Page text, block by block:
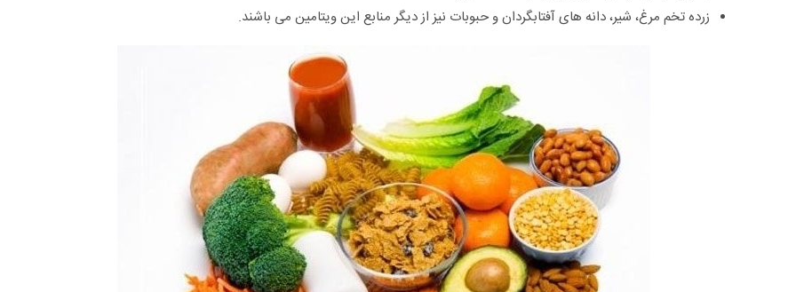
زرده تخم مرغ، شیر، دانه های آفتابگردان و حبوبات نیز از دیگر منابع این ویتامین می باشند.